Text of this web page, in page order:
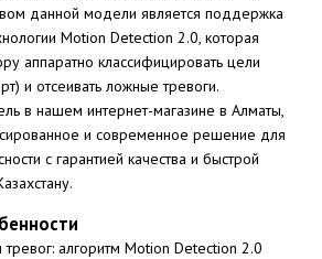
данной модели является поддержка
Motion Detection 2.0, которая
аппаратно классифицировать цели
и отсеивать ложные тревоги.
в нашем интернет-магазине в Алматы,
и современное решение для
с гарантией качества и быстрой
алгоритм Motion Detection 2.0